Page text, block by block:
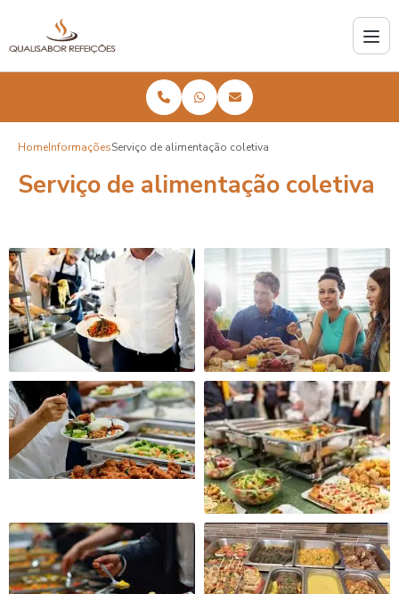
HomeInformaçõesServiço de alimentação coletiva
Serviço de alimentação coletiva